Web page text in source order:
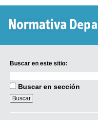
Buscar en este sitio:
en
sitio:
Buscar en sección